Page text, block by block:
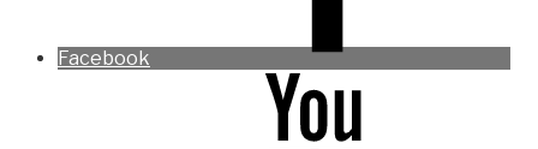
Facebook